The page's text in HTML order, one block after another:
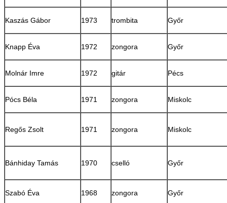
Kaszás Gábor 1973 trombita Győr
Knapp Éva 1972 zongora Győr
Molnár Imre 1972 gitár Pécs
Pócs Béla 1971 zongora Miskolc
Regős Zsolt 1971 zongora Miskolc
Bánhiday Tamás 1970 cselló Győr
Szabó Éva 1968 zongora Győr